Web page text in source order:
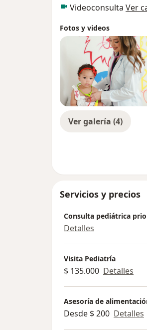
Videoconsulta Ver
Fotos y videos
Ver galería (4)
Servicios y precios
Consulta pediátrica
Detalles
Visita Pediatría
$ 135.000 Detalles
Asesoría de
Desde $ 200 Detalles